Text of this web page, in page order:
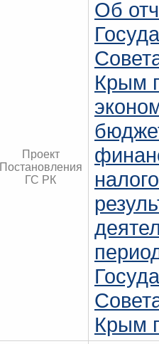
Проект
Постановления
ГС РК
Об
Крым
Крым